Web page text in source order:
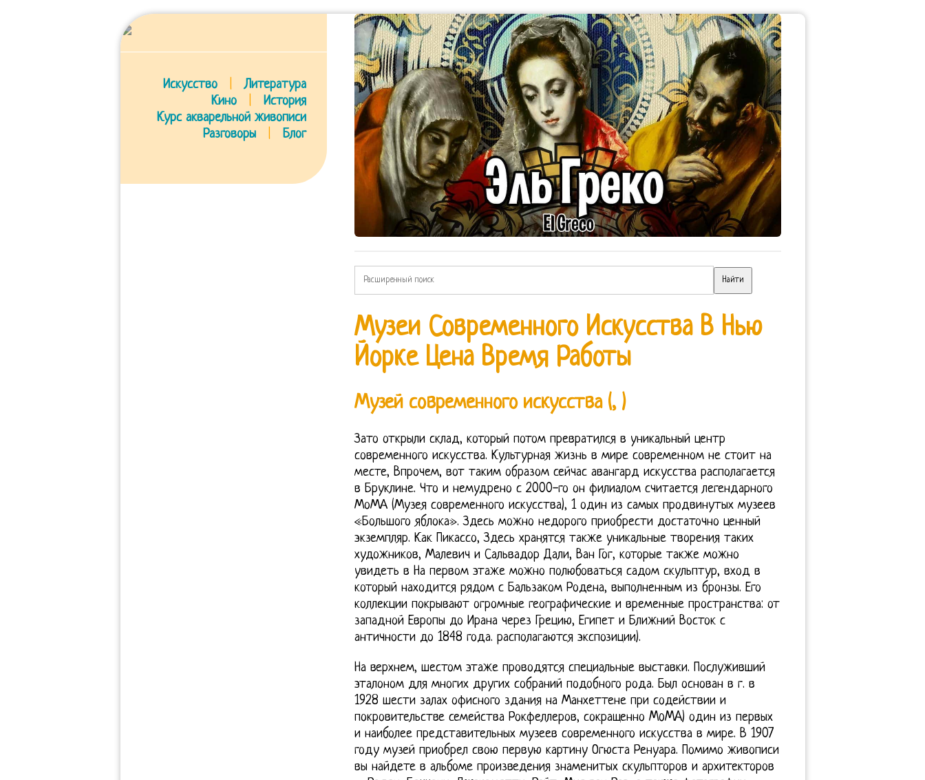
Искусство
Литература
Кино
История
Курс акварельной живописи
Разговоры
Блог
Музеи Современного Искусства В Нью
Йорке Цена Время Работы
Музей современного искусства (, )
Зато открыли склад, который потом превратился в уникальный центр
современного искусства. Культурная жизнь в мире современном не стоит на
месте, Впрочем, вот таким образом сейчас авангард искусства располагается
в Бруклине. Что и немудрено с 2000-го он филиалом считается легендарного
МоМА (Музея современного искусства), 1 один из самых продвинутых музеев
«Большого яблока». Здесь можно недорого приобрести достаточно ценный
экземпляр. Как Пикассо, Здесь хранятся также уникальные творения таких
художников, Малевич и Сальвадор Дали, Ван Гог, которые также можно
увидеть в На первом этаже можно полюбоваться садом скульптур, вход в
который находится рядом с Бальзаком Родена, выполненным из бронзы. Его
коллекции покрывают огромные географические и временные пространства: от
западной Европы до Ирана через Грецию, Египет и Ближний Восток с
античности до 1848 года. располагаются экспозиции).
На верхнем, шестом этаже проводятся специальные выставки. Послуживший
эталоном для многих других собраний подобного рода. Был основан в г. в
1928 шести залах офисного здания на Манхеттене при содействии и
покровительстве семейства Рокфеллеров, сокращенно MoMA) один из первых
и наиболее представительных музеев современного искусства в мире. В 1907
году музей приобрел свою первую картину Огюста Ренуара. Помимо живописи
вы найдете в альбоме произведения знаменитых скульпторов и архитекторов